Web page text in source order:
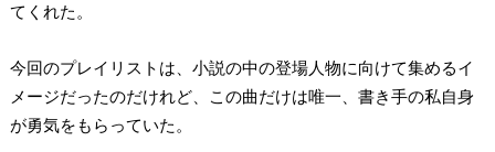
てくれた。
今回のプレイリストは、小説の中の登場人物に向けて集めるイ
メージだったのだけれど、この曲だけは唯一、書き手の私自身
が勇気をもらっていた。